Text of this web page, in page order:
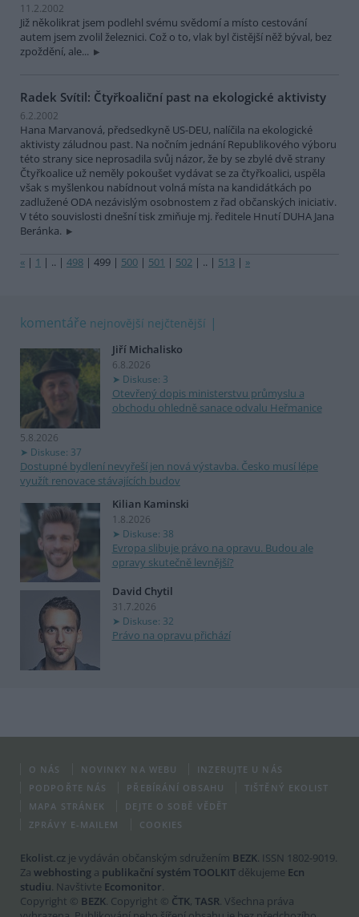
11.2.2002
Již několikrat jsem podlehl svému svědomí a místo cestování
autem jsem zvolil železnici. Což o to, vlak byl čistější něž býval, bez
zpoždění, ale...
Radek Svítil: Čtyřkoaliční past na ekologické aktivisty
6.2.2002
Hana Marvanová, předsedkyně US-DEU, nalíčila na ekologické
aktivisty záludnou past. Na nočním jednání Republikového výboru
této strany sice neprosadila svůj názor, že by se zbylé dvě strany
Čtyřkoalice už neměly pokoušet vydávat se za čtyřkoalici, uspěla
však s myšlenkou nabídnout volná místa na kandidátkách po
zadlužené ODA nezávislým osobnostem z řad občanských iniciativ.
V této souvislosti dnešní tisk zmiňuje mj. ředitele Hnutí DUHA Jana
Beránka.
« | 1 | .. | 498 | 499 | 500 | 501 | 502 | .. | 513 | »
komentáře nejnovější nejčtenější
Jiří Michalisko
6.8.2026
Diskuse: 3
Otevřený dopis ministerstvu průmyslu a
obchodu ohledně sanace odvalu Heřmanice
5.8.2026
Diskuse: 37
Dostupné bydlení nevyřeší jen nová výstavba. Česko musí lépe
využít renovace stávajících budov
Kilian Kaminski
1.8.2026
Diskuse: 38
Evropa slibuje právo na opravu. Budou ale
opravy skutečně levnější?
David Chytil
31.7.2026
Diskuse: 32
Právo na opravu přichází
O NÁS NOVINKY NA WEBU
INZERUJTE U NÁS
PODPOŘTE NÁS
PŘEBÍRÁNÍ OBSAHU
TIŠTĚNÝ EKOLIST
MAPA STRÁNEK
DEJTE O SOBĚ VĚDĚT
ZPRÁVY E-MAILEM
COOKIES
Ekolist.cz je vydáván občanským sdružením BEZK. ISSN 1802-9019.
Za webhosting a publikační systém TOOLKIT děkujeme Ecn
studiu. Navštivte Ecomonitor.
Copyright © BEZK. Copyright © ČTK, TASR. Všechna práva